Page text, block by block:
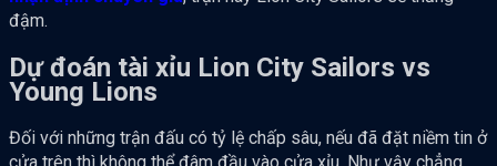
đậm.
Dự đoán tài xỉu Lion City Sailors vs
Young Lions
Đối với những trận đấu có tỷ lệ chấp sâu, nếu đã đặt niềm tin ở